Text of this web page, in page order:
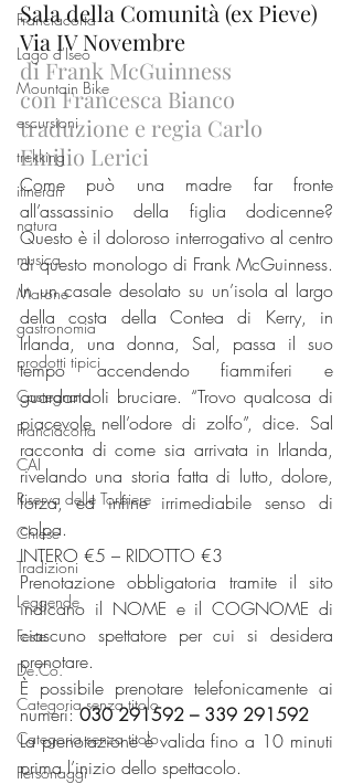
Franciacorta
Lago d'Iseo
Mountain Bike
escursioni
trekking
itinerari
natura
musica
Marone
gastronomia
prodotti tipici
Castegnato
Franciacorta
CAI
Riserva delle Torbiere
Chiese
Tradizioni
Leggende
Feste
De.Co.
Categoria senza titolo
Categoria senza titolo
Personaggi
Sala della Comunità (ex Pieve)
Via IV Novembre
di Frank McGuinness
con Francesca Bianco
traduzione e regia Carlo
Emilio Lerici
Come può una madre far fronte
all’assassinio della figlia dodicenne?
Questo è il doloroso interrogativo al centro
di questo monologo di Frank McGuinness.
In un casale desolato su un’isola al largo
della costa della Contea di Kerry, in
Irlanda, una donna, Sal, passa il suo
tempo accendendo fiammiferi e
guardandoli bruciare. “Trovo qualcosa di
piacevole nell’odore di zolfo”, dice. Sal
racconta di come sia arrivata in Irlanda,
rivelando una storia fatta di lutto, dolore,
forza, ed infine irrimediabile senso di
colpa.
INTERO €5 – RIDOTTO €3
Prenotazione obbligatoria tramite il sito
indicano il NOME e il COGNOME di
ciascuno spettatore per cui si desidera
prenotare.
È possibile prenotare telefonicamente ai
numeri: 030 291592 – 339 291592
La prenotazione è valida fino a 10 minuti
prima l’inizio dello spettacolo.